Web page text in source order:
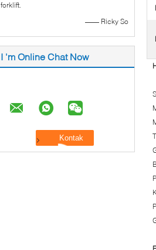
forklift.
—— Ricky So
I 'm Online Chat Now